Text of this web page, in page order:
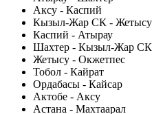
Аксу - Каспий
Кызыл-Жар СК - Жетысу
Каспий - Атырау
Шахтер - Кызыл-Жар СК
Жетысу - Окжетпес
Тобол - Кайрат
Ордабасы - Кайсар
Актобе - Аксу
Астана - Махтаарал